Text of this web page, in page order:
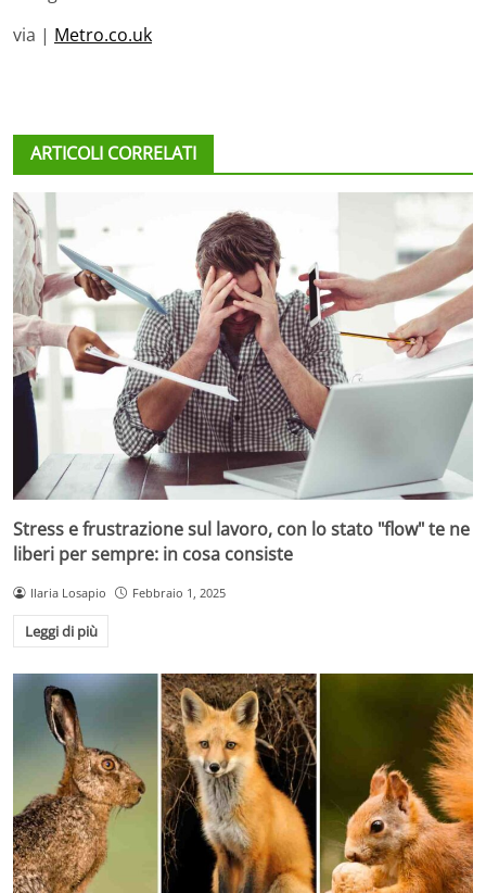
via | Metro.co.uk
ARTICOLI CORRELATI
Stress e frustrazione sul lavoro, con lo stato "flow" te ne
liberi per sempre: in cosa consiste
Ilaria Losapio Febbraio 1, 2025
Leggi di più